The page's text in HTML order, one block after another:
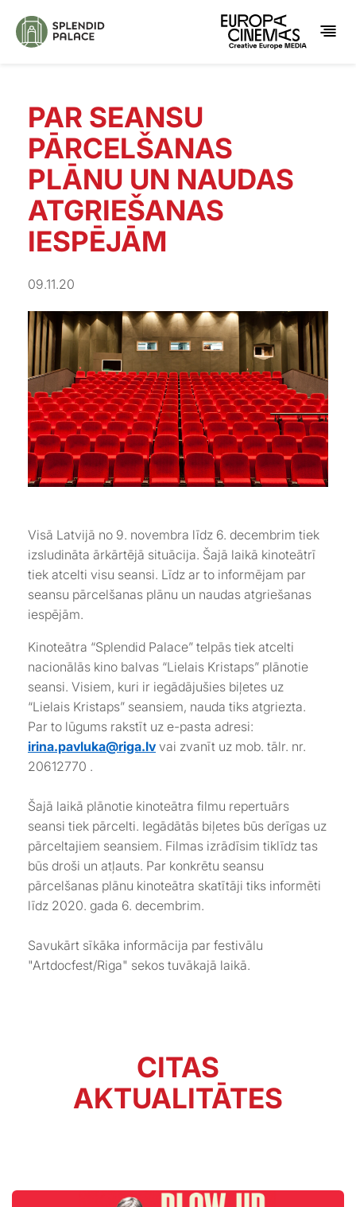
PAR SEANSU
PĀRCELŠANAS
PLĀNU UN NAUDAS
ATGRIEŠANAS
IESPĒJĀM
09.11.20
Visā Latvijā no 9. novembra līdz 6. decembrim tiek
izsludināta ārkārtējā situācija. Šajā laikā kinoteātrī
tiek atcelti visu seansi. Līdz ar to informējam par
seansu pārcelšanas plānu un naudas atgriešanas
iespējām.
Kinoteātra “Splendid Palace” telpās tiek atcelti
nacionālās kino balvas “Lielais Kristaps” plānotie
seansi. Visiem, kuri ir iegādājušies biļetes uz
“Lielais Kristaps” seansiem, nauda tiks atgriezta.
Par to lūgums rakstīt uz e-pasta adresi:
irina.pavluka@riga.lv vai zvanīt uz mob. tālr. nr.
20612770 .
Šajā laikā plānotie kinoteātra filmu repertuārs
seansi tiek pārcelti. Iegādātās biļetes būs derīgas uz
pārceltajiem seansiem. Filmas izrādīsim tiklīdz tas
būs droši un atļauts. Par konkrētu seansu
pārcelšanas plānu kinoteātra skatītāji tiks informēti
līdz 2020. gada 6. decembrim.
Savukārt sīkāka informācija par festivālu
"Artdocfest/Riga" sekos tuvākajā laikā.
CITAS
AKTUALITĀTES